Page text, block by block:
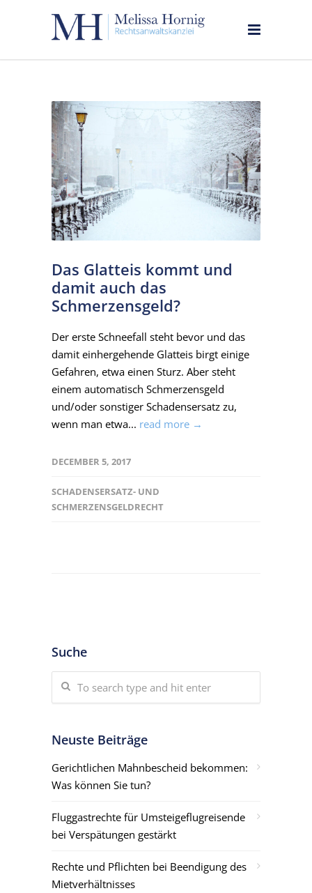
Das Glatteis kommt und
damit auch das
Schmerzensgeld?
Der erste Schneefall steht bevor und das
damit einhergehende Glatteis birgt einige
Gefahren, etwa einen Sturz. Aber steht
einem automatisch Schmerzensgeld
und/oder sonstiger Schadensersatz zu,
wenn man etwa... read more →
DECEMBER 5, 2017
SCHADENSERSATZ- UND
SCHMERZENSGELDRECHT
Suche
Neuste Beiträge
Gerichtlichen Mahnbescheid bekommen:
Was können Sie tun?
Fluggastrechte für Umsteigeflugreisende
bei Verspätungen gestärkt
Rechte und Pflichten bei Beendigung des
Mietverhältnisses